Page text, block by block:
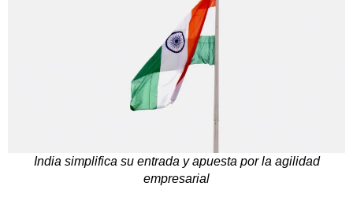
India simplifica su entrada y apuesta por la agilidad
empresarial